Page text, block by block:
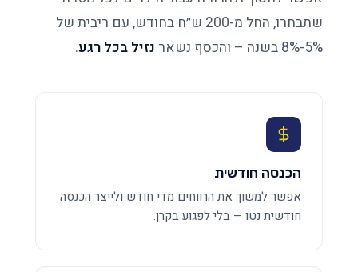
שתבחרו, החל מ-200 ש״ח בחודש, עם ריבית של
5%-8% בשנה – והכסף נשאר
נזיל בכל רגע.
הכנסה חודשית
אפשר למשוך את הרווחים מדי חודש ולייצר הכנסה
חודשית נטו – בלי לפגוע בקרן.